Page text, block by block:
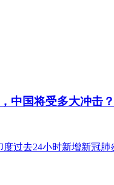
，中国将受多大冲击？
过去24小时新增新冠